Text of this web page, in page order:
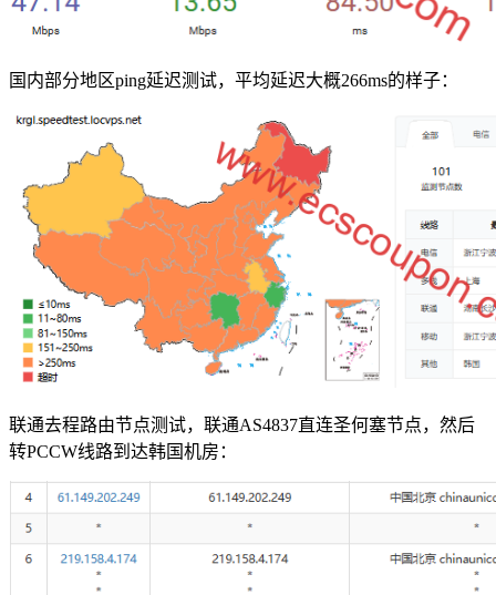
国内部分地区ping延迟测试，平均延迟大概266ms的样子：
联通去程路由节点测试，联通AS4837直连圣何塞节点，然后
转PCCW线路到达韩国机房：